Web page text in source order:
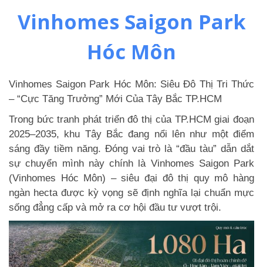
Vinhomes Saigon Park
Hóc Môn
Vinhomes Saigon Park Hóc Môn: Siêu Đô Thị Tri Thức
– “Cực Tăng Trưởng” Mới Của Tây Bắc TP.HCM
Trong bức tranh phát triển đô thị của TP.HCM giai đoạn
2025–2035, khu Tây Bắc đang nổi lên như một điểm
sáng đầy tiềm năng. Đóng vai trò là “đầu tàu” dẫn dắt
sự chuyển mình này chính là Vinhomes Saigon Park
(Vinhomes Hóc Môn) – siêu đại đô thị quy mô hàng
ngàn hecta được kỳ vọng sẽ định nghĩa lại chuẩn mực
sống đẳng cấp và mở ra cơ hội đầu tư vượt trội.